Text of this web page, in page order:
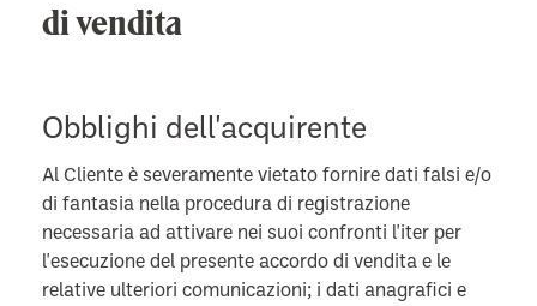
di vendita
Obblighi dell'acquirente
Al Cliente è severamente vietato fornire dati falsi e/o
di fantasia nella procedura di registrazione
necessaria ad attivare nei suoi confronti l'iter per
l'esecuzione del presente accordo di vendita e le
relative ulteriori comunicazioni; i dati anagrafici e